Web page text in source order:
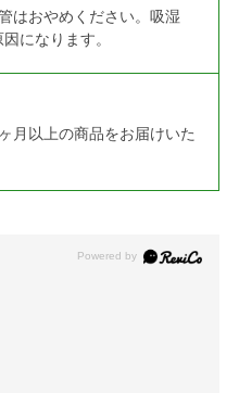
はおやめください。吸湿
になります。
月以上の商品をお届けいた